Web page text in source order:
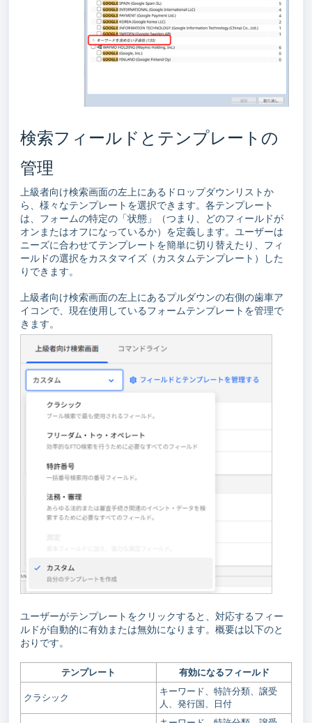
検索フィールドとテンプレートの
管理
上級者向け検索画面の左上にあるドロップダウンリストか
ら、様々なテンプレートを選択できます。各テンプレート
は、フォームの特定の「状態」（つまり、どのフィールドが
オンまたはオフになっているか）を定義します。ユーザーは
ニーズに合わせてテンプレートを簡単に切り替えたり、フィ
ールドの選択をカスタマイズ（カスタムテンプレート）した
りできます。
上級者向け検索画面の左上にあるプルダウンの右側の歯車ア
イコンで、現在使用しているフォームテンプレートを管理で
きます。
ユーザーがテンプレートをクリックすると、対応するフィー
ルドが自動的に有効または無効になります。概要は以下のと
おりです。
テンプレート 有効になるフィールド
クラシック
キーワード、特許分類、譲受
人、発行国、日付